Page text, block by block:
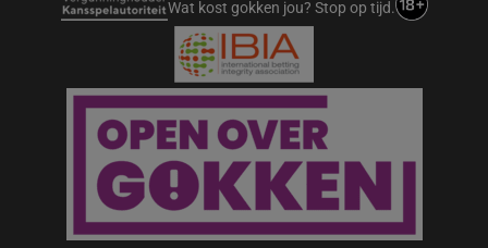
Wat kost gokken jou? Stop op tijd.